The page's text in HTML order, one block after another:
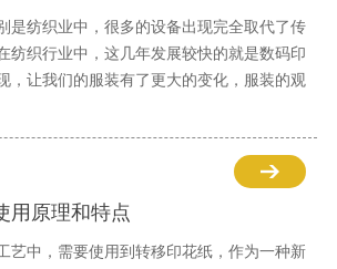
是纺织业中，很多的设备出现完全取代了传
纺织行业中，这几年发展较快的就是数码印
，让我们的服装有了更大的变化，服装的观
用原理和特点
艺中，需要使用到转移印花纸，作为一种新